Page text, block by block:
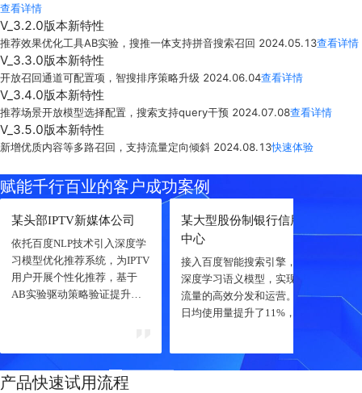
查看详情
V_3.2.0版本新特性
推荐效果优化工具AB实验，搜推一体支持拼音搜索召回 2024.05.13查看详情
V_3.3.0版本新特性
开放召回通道可配置项，智搜排序策略升级 2024.06.04查看详情
V_3.4.0版本新特性
推荐场景开放模型选择配置，搜索支持query干预 2024.07.08查看详情
V_3.5.0版本新特性
新增优质内容等多路召回，支持流量定向倾斜 2024.08.13快速体验
赋能千行百业的客户成功案例
某头部IPTV新媒体公司
依托百度NLP技术引入深度学
习模型优化推荐系统，为IPTV
用户开展个性化推荐，基于
AB实验驱动策略验证提升用
某大型股份制银行信用卡
中心
接入百度智能搜索引擎，基于
深度学习语义模型，实现搜索
流量的高效分发和运营。搜索
日均使用量提升了11%，搜索
增长380%。荣获亚洲银行家
台
产品快速试用流程